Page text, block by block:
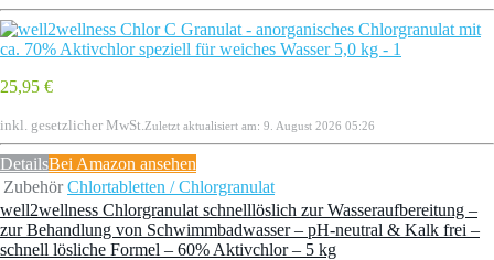
25,95 €
inkl. gesetzlicher MwSt. Zuletzt aktualisiert am: 9. August 2026 05:26
DetailsBei Amazon ansehen
Zubehör Chlortabletten / Chlorgranulat
well2wellness Chlorgranulat schnelllöslich zur Wasseraufbereitung –
zur Behandlung von Schwimmbadwasser – pH-neutral & Kalk frei –
schnell lösliche Formel – 60% Aktivchlor – 5 kg